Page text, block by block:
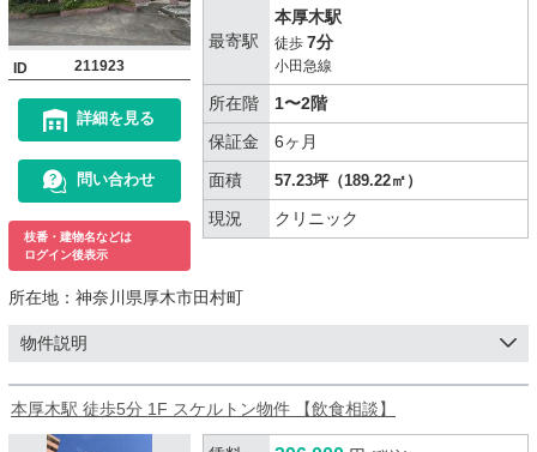
ID 211923
詳細を見る
問い合わせ
枝番・建物名などは
ログイン後表示
最寄駅
本厚木駅
徒歩 7分
小田急線
所在階
1〜2階
保証金
6ヶ月
面積
57.23坪（189.22㎡）
現況 クリニック
所在地： 神奈川県厚木市田村町
物件説明
本厚木駅 徒歩5分 1F スケルトン物件 【飲食相談】